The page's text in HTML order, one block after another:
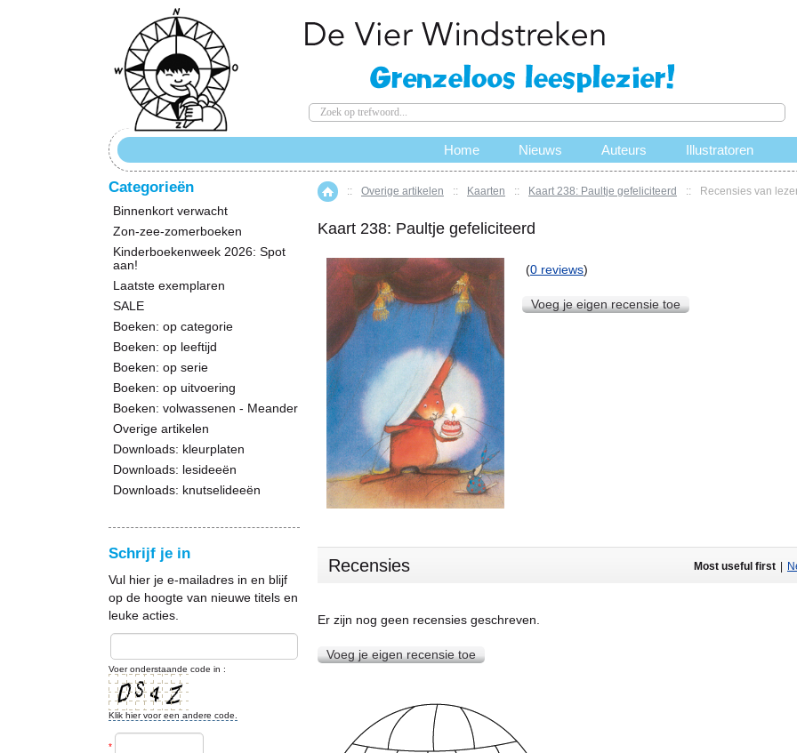
Home
:: Overige artikelen :: Kaarten :: Kaart 238: Paultje gefeliciteerd :: Recensies van
Kaart 238: Paultje gefeliciteerd
(0 reviews)
Voeg je eigen recensie toe
Recensies Most useful first
Er zijn nog geen recensies geschreven.
Voeg je eigen recensie toe
Categorieën
Binnenkort verwacht
Zon-zee-zomerboeken
Kinderboekenweek 2026: Spot
aan!
Laatste exemplaren
SALE
Boeken: op categorie
Boeken: op leeftijd
Boeken: op serie
Boeken: op uitvoering
Boeken: volwassenen - Meander
Overige artikelen
Downloads: kleurplaten
Downloads: lesideeën
Downloads: knutselideeën
Schrijf je in
Vul hier je e-mailadres in en blijf
op de hoogte van nieuwe titels en
leuke acties.
Voer onderstaande code in :
Klik hier voor een andere code.
*
Home Nieuws Auteurs Illustratoren